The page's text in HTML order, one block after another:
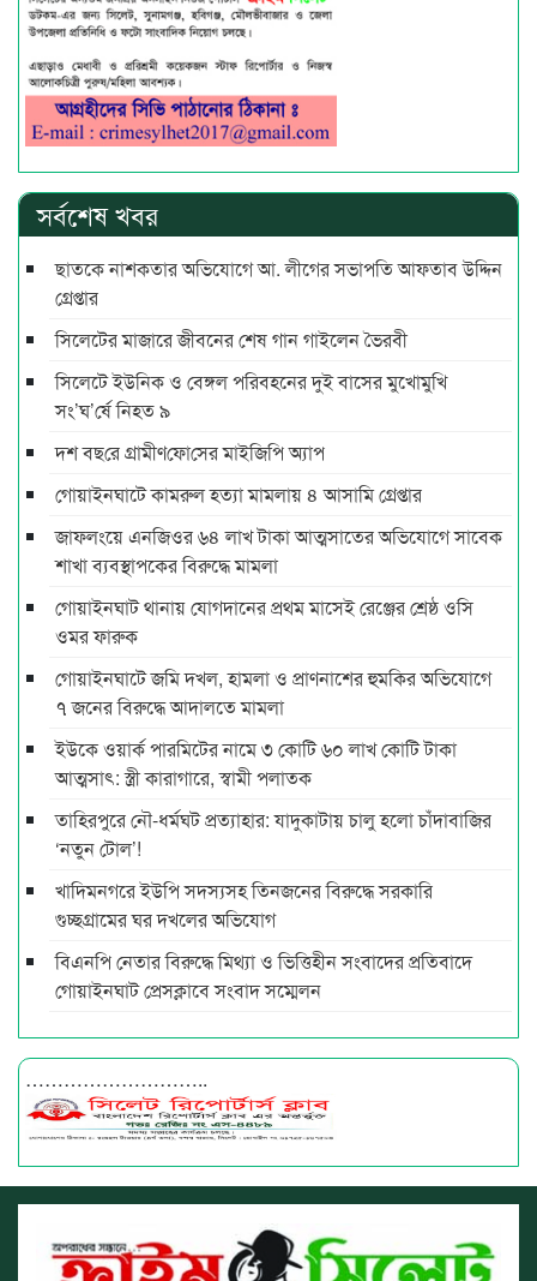
সর্বশেষ খবর
ছাতকে নাশকতার অভিযোগে আ. লীগের সভাপ‌তি আফতাব উদ্দিন
গ্রেপ্তার
সিলেটের মাজারে জীবনের শেষ গান গাইলেন ভৈরবী
সিলেটে ইউনিক ও বেঙ্গল পরিবহনের দুই বাসের মুখোমুখি
সং’ঘ’র্ষে নিহত ৯
দশ বছ‌রে গ্রামীণ‌ফো‌সের মাইজিপি অ্যাপ
গোয়াইনঘাটে কামরুল হত্যা মামলায় ৪ আসামি গ্রেপ্তার
জাফলংয়ে এনজিওর ৬৪ লাখ টাকা আত্মসাতের অভিযোগে সাবেক
শাখা ব্যবস্থাপকের বিরুদ্ধে মামলা
গোয়াইনঘাট থানায় যোগদানের প্রথম মাসেই রেঞ্জের শ্রেষ্ঠ ওসি
ওমর ফারুক
গোয়াইনঘাটে জমি দখল, হামলা ও প্রাণনাশের হুমকির অভিযোগে
৭ জনের বিরুদ্ধে আদালতে মামলা
ইউকে ওয়ার্ক পারমিটের নামে ৩ কোটি ৬০ লাখ কোটি টাকা
আত্মসাৎ: স্ত্রী কারাগারে, স্বামী পলাতক
তাহিরপুরে নৌ-ধর্মঘট প্রত্যাহার: যাদুকাটায় চালু হলো চাঁদাবাজির
‘নতুন টোল’!
খাদিমনগরে ইউপি সদস্যসহ তিনজনের বিরুদ্ধে সরকারি
গুচ্ছগ্রামের ঘর দখলের অভিযোগ
বিএনপি নেতার বিরুদ্ধে মিথ্যা ও ভিত্তিহীন সংবাদের প্রতিবাদে
গোয়াইনঘাট প্রেসক্লাবে সংবাদ সম্মেলন
………………………..